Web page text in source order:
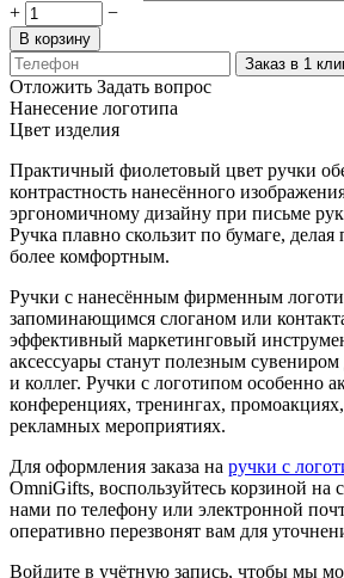
+
−
В корзину
Заказ в 1
Отложить Задать вопрос
Нанесение логотипа
Цвет изделия
Практичный фиолетовый цвет ручки
контрастность нанесённого
эргономичному дизайну при письме
Ручка плавно скользит по бумаге,
более комфортным.
Ручки с нанесённым фирменным
запоминающимся слоганом или
эффективный маркетинговый
аксессуары станут полезным сувениром
и коллег. Ручки с логотипом особенно
конференциях, тренингах,
рекламных мероприятиях.
Для оформления заказа на ручки с
OmniGifts, воспользуйтесь корзиной на
нами по телефону или электронной
оперативно перезвонят вам для
Войдите в учётную запись, чтобы мы